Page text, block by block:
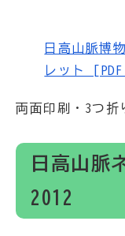
日高山脈博
レット
両面印刷・3つ折
日高山脈
2012